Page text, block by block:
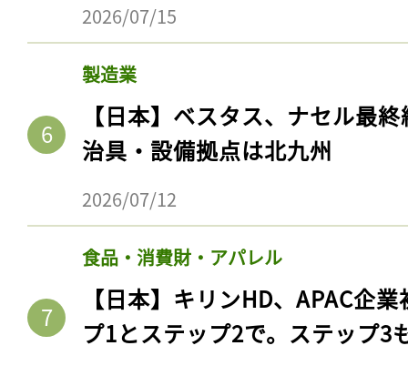
2026/07/15
製造業
【日本】ベスタス、ナセル最
治具・設備拠点は北九州
2026/07/12
食品・消費財・アパレル
【日本】キリンHD、APAC企
プ1とステップ2で。ステップ3
記事をお気に入りに